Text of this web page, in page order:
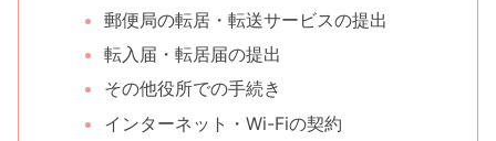
郵便局の転居・転送サービスの提出
転入届・転居届の提出
その他役所での手続き
インターネット・Wi-Fiの契約